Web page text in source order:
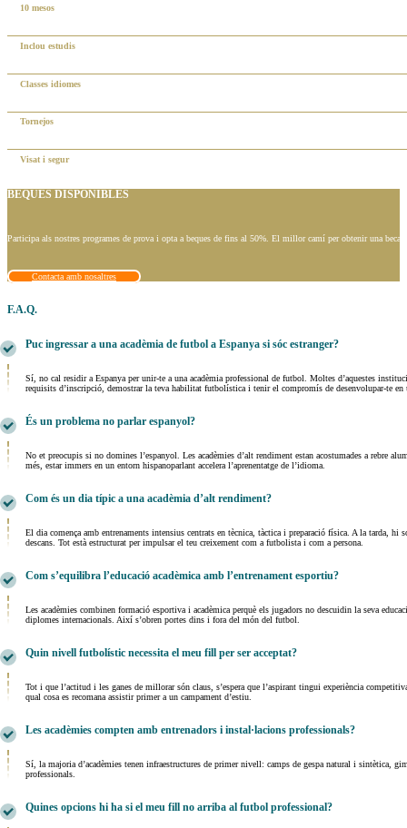
10 mesos
Inclou estudis
Classes idiomes
Tornejos
Visat i segur
BEQUES DISPONIBLES
Participa als nostres programes de prova i opta a beques de fins al 50%. El millor camí per obtenir una beca
Contacta amb nosaltres
F.A.Q.
Puc ingressar a una acadèmia de futbol a Espanya si sóc estranger?
Sí, no cal residir a Espanya per unir-te a una acadèmia professional de futbol. Moltes d’aquestes
requisits d’inscripció, demostrar la teva habilitat futbolística i tenir el compromís de desenvolupar-te
És un problema no parlar espanyol?
No et preocupis si no domines l’espanyol. Les acadèmies d’alt rendiment estan acostumades a rebre
més, estar immers en un entorn hispanoparlant accelera l’aprenentatge de l’idioma.
Com és un dia típic a una acadèmia d’alt rendiment?
El dia comença amb entrenaments intensius centrats en tècnica, tàctica i preparació física. A la tarda,
descans. Tot està estructurat per impulsar el teu creixement com a futbolista i com a persona.
Com s’equilibra l’educació acadèmica amb l’entrenament esportiu?
Les acadèmies combinen formació esportiva i acadèmica perquè els jugadors no descuidin la seva
diplomes internacionals. Així s’obren portes dins i fora del món del futbol.
Quin nivell futbolístic necessita el meu fill per ser acceptat?
Tot i que l’actitud i les ganes de millorar són claus, s’espera que l’aspirant tingui experiència
qual cosa es recomana assistir primer a un campament d’estiu.
Les acadèmies compten amb entrenadors i instal·lacions professionals?
Sí, la majoria d’acadèmies tenen infraestructures de primer nivell: camps de gespa natural i sintètica,
professionals.
Quines opcions hi ha si el meu fill no arriba al futbol professional?